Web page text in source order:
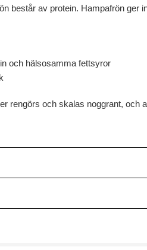
består av protein. Hampafrön ger
och hälsosamma fettsyror
rengörs och skalas noggrant, och